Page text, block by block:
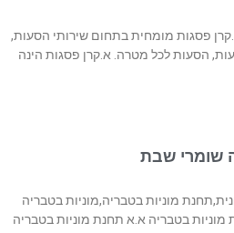
פסגות מומחית בתחום שירותי הסעות,
הסעות לכל מטרה. א.קרן פסגות הינה
שומרי שבת
מוניות בטבריה,מוניות בטבריה
מוניות בטבריה א.א תחנת מוניות בטבריה